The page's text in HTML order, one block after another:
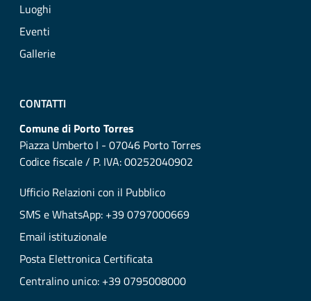
Luoghi
Eventi
Gallerie
CONTATTI
Comune di Porto Torres
Piazza Umberto I - 07046 Porto Torres
Codice fiscale / P. IVA: 00252040902
Ufficio Relazioni con il Pubblico
SMS e WhatsApp: +39 0797000669
Email istituzionale
Posta Elettronica Certificata
Centralino unico: +39 0795008000